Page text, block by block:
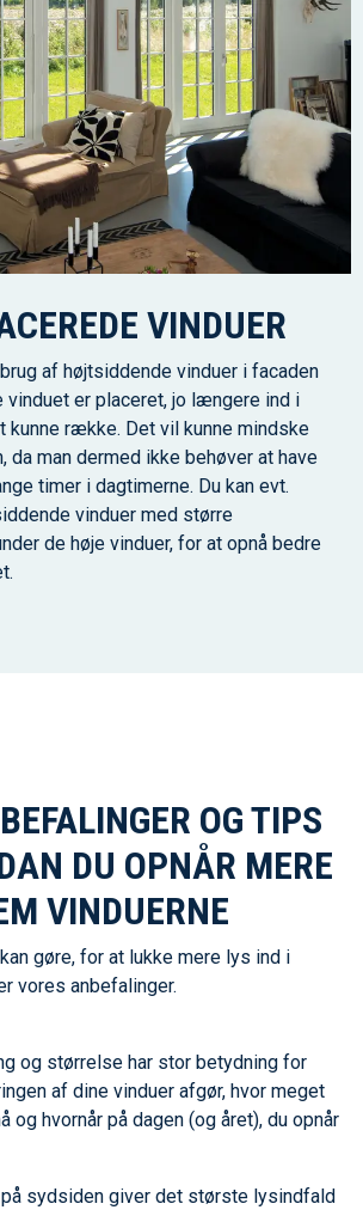
VINDUER
af højtsiddende vinduer i facaden
vinduet er placeret, jo længere ind i
kunne række. Det vil kunne mindske
da man dermed ikke behøver at have
timer i dagtimerne. Du kan evt.
vinduer med større
de høje vinduer, for at opnå bedre
OG TIPS
DU OPNÅR MERE
VINDUERNE
gøre, for at lukke mere lys ind i
vores anbefalinger.
og størrelse har stor betydning for
af dine vinduer afgør, hvor meget
og hvornår på dagen (og året), du opnår
sydsiden giver det største lysindfald